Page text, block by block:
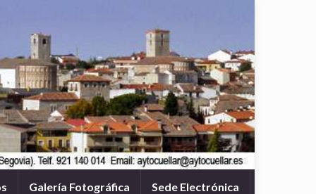
Galería Fotográfica Sede Electrónica